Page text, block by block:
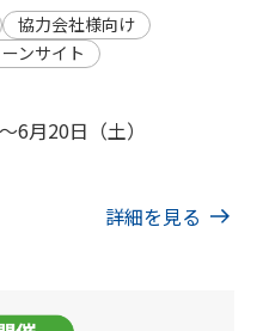
協力会社様向け
ンサイト
6月20日（土）
詳細を見る